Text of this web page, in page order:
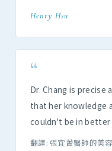
Henry Hsu
“
Dr. Chang is precise
that her knowledge
couldn't be in better
翻譯: 張宜菁醫師的美